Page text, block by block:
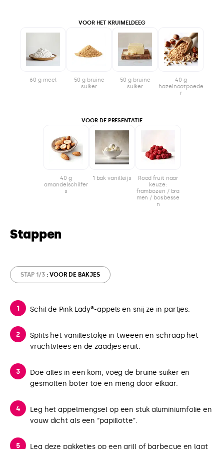
VOOR HET KRUIMELDEEG
60 g meel
50 g bruine
suiker
50 g bruine
suiker
40 g
hazelnootpoede
r
VOOR DE PRESENTATIE
40 g
amandelschilfer
s
1 bak vanilleijs
Rood fruit naar
keuze:
frambozen / bra
men / bosbesse
n
Stappen
STAP 1/3 : VOOR DE BAKJES
Schil de Pink Lady®-appels en snij ze in partjes.
Splits het vanillestokje in tweeën en schraap het
vruchtvlees en de zaadjes eruit.
Doe alles in een kom, voeg de bruine suiker en
gesmolten boter toe en meng door elkaar.
Leg het appelmengsel op een stuk aluminiumfolie en
vouw dicht als een “papillotte”.
Leg deze pakketjes op een grill of barbecue en laat